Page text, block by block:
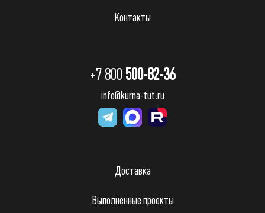
Контакты
+7 800 500-82-36
info@kurna-tut.ru
Доставка
Выполненные проекты